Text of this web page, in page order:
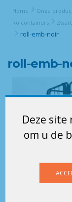
Deze site
om u de
Home Onze
Rolcontainers
roll-emb-noir
roll-emb-